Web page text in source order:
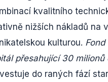
kvalitního
nižších nákladů na
kulturou. Fond
přesahující 30 milionů
do raných fází